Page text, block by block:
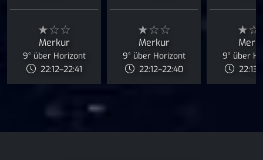
★☆☆
Merkur
9° über Horizont
22:12–22:41
★☆☆
Merkur
9° über Horizont
22:12–22:40
9° über